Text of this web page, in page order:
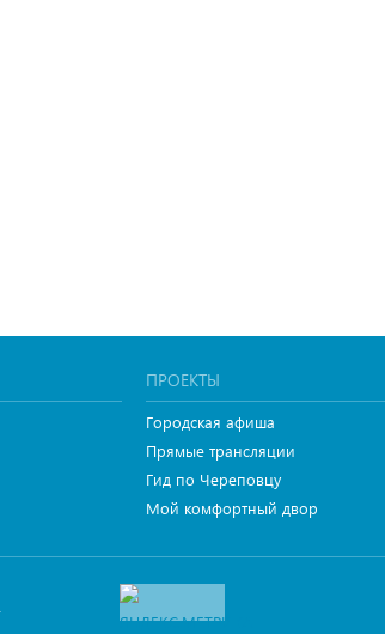
ПРОЕКТЫ
Городская афиша
Прямые трансляции
Гид по Череповцу
Мой комфортный двор